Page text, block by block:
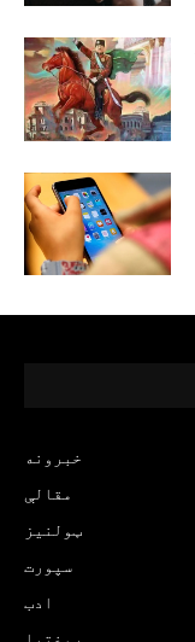
خبرونه
مقالې
ټولنیز
سپورت
ادب